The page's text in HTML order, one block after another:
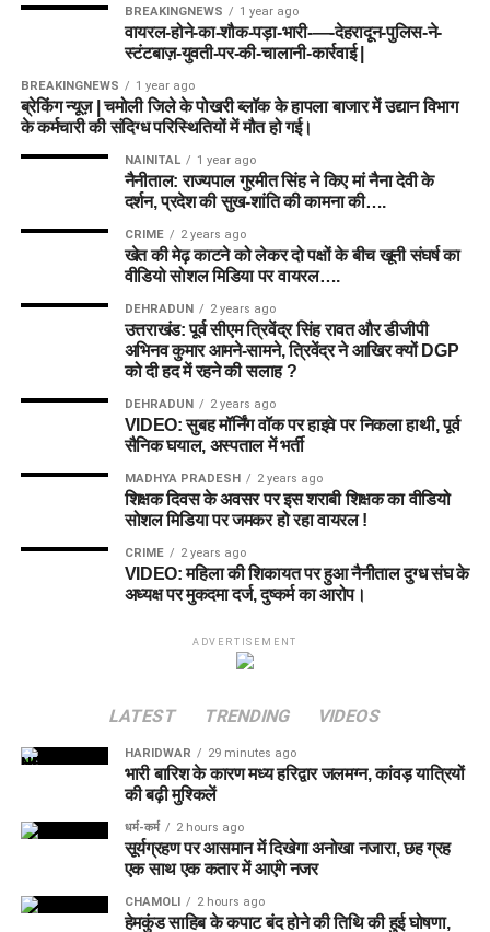
BREAKINGNEWS 1 year ago
वायरल-होने-का-शौक-पड़ा-भारी-—-देहरादून-पुलिस-ने-
स्टंटबाज़-युवती-पर-की-चालानी-कार्रवाई |
BREAKINGNEWS 1 year ago
ब्रेकिंग न्यूज़ | चमोली जिले के पोखरी ब्लॉक के हापला बाजार में उद्यान विभाग
के कर्मचारी की संदिग्ध परिस्थितियों में मौत हो गई।
NAINITAL 1 year ago
नैनीताल: राज्यपाल गुरमीत सिंह ने किए मां नैना देवी के
दर्शन, प्रदेश की सुख-शांति की कामना की….
CRIME 2 years ago
खेत की मेढ़ काटने को लेकर दो पक्षों के बीच खूनी संघर्ष का
वीडियो सोशल मिडिया पर वायरल….
DEHRADUN 2 years ago
उत्तराखंड: पूर्व सीएम त्रिवेंद्र सिंह रावत और डीजीपी
अभिनव कुमार आमने-सामने, त्रिवेंद्र ने आखिर क्यों DGP
को दी हद में रहने की सलाह ?
DEHRADUN 2 years ago
VIDEO: सुबह मॉर्निंग वॉक पर हाइवे पर निकला हाथी, पूर्व
सैनिक घयाल, अस्पताल में भर्ती
MADHYA PRADESH 2 years ago
शिक्षक दिवस के अवसर पर इस शराबी शिक्षक का वीडियो
सोशल मिडिया पर जमकर हो रहा वायरल !
CRIME 2 years ago
VIDEO: महिला की शिकायत पर हुआ नैनीताल दुग्ध संघ के
अध्यक्ष पर मुकदमा दर्ज, दुष्कर्म का आरोप।
ADVERTISEMENT
LATEST TRENDING VIDEOS
HARIDWAR 29 minutes ago
भारी बारिश के कारण मध्य हरिद्वार जलमग्न, कांवड़ यात्रियों
की बढ़ी मुश्किलें
धर्म-कर्म 2 hours ago
सूर्यग्रहण पर आसमान में दिखेगा अनोखा नजारा, छह ग्रह
एक साथ एक कतार में आएंगे नजर
CHAMOLI 2 hours ago
हेमकुंड साहिब के कपाट बंद होने की तिथि की हुई घोषणा,